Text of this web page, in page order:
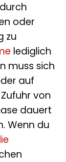
oder
zu
lediglich
muss sich
auf
von
dauert
Wenn du